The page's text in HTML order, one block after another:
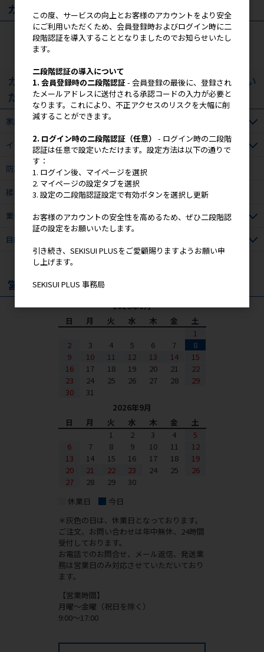
カート
カートは空です
カテゴリ(業者さま向け商材はログイン頂くとご覧い
ただけます）
家庭用品
インテリア・生活雑貨
防災用品
接着・補修材
業者さま向け商材
目的から選ぶ（業者さま向け）
営業日カレンダー
2026年8月
日
月 火 水 木 金
土
1
2
3 4 5 6 7
8
9
10 11 12 13 14
15
16
17 18 19 20 21
22
23
24 25 26 27 28
29
30
31
2026年9月
日
月 火 水 木 金
土
1
2 3 4
5
6
7 8 9 10 11
12
13
14 15 16 17 18
19
20
21 22 23 24 25
26
27
28 29
30
休業日
今日
＊灰色の日は、休業日となっております。
ご注文、お問い合わせは年中無休、24時間
受付しております。
お電話でのお問合せ、メール返信、発送業
務は営業日のみ対応させていただいており
ます。
【営業時間】
月曜～金曜（祝日を除く）
9:00～17:00
この度、サービスの向上とお客様のアカウントをより安全
にご利用いただくため、会員登録時およびログイン時に二
段階認証を導入することとなりましたのでお知らせいたし
ます。
二段階認証の導入について
1. 会員登録時の二段階認証- 会員登録の最後に、登録され
たメールアドレスに送付される承認コードの入力が必要と
なります。これにより、不正アクセスのリスクを大幅に削
減することができます。
2. ログイン時の二段階認証（任意） - ログイン時の二段階
認証は任意で設定いただけます。設定方法は以下の通りで
す：
1. ログイン後、マイページを選択
2. マイページの設定タブを選択
3. 設定の二段階認証設定で有効ボタンを選択し更新
お客様のアカウントの安全性を高めるため、ぜひ二段階認
証の設定をお願いいたします。
引き続き、SEKISUI PLUSをご愛顧賜りますようお願い申
し上げます。
SEKISUI PLUS 事務局